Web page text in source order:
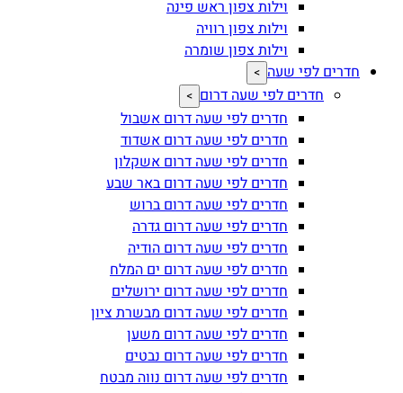
וילות צפון ראש פינה
וילות צפון רוויה
וילות צפון שומרה
חדרים לפי שעה >
חדרים לפי שעה דרום >
חדרים לפי שעה דרום אשבול
חדרים לפי שעה דרום אשדוד
חדרים לפי שעה דרום אשקלון
חדרים לפי שעה דרום באר שבע
חדרים לפי שעה דרום ברוש
חדרים לפי שעה דרום גדרה
חדרים לפי שעה דרום הודיה
חדרים לפי שעה דרום ים המלח
חדרים לפי שעה דרום ירושלים
חדרים לפי שעה דרום מבשרת ציון
חדרים לפי שעה דרום משען
חדרים לפי שעה דרום נבטים
חדרים לפי שעה דרום נווה מבטח